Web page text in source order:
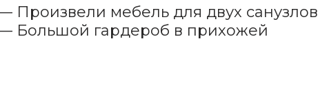
Произвели мебель для двух санузлов
Большой гардероб в прихожей